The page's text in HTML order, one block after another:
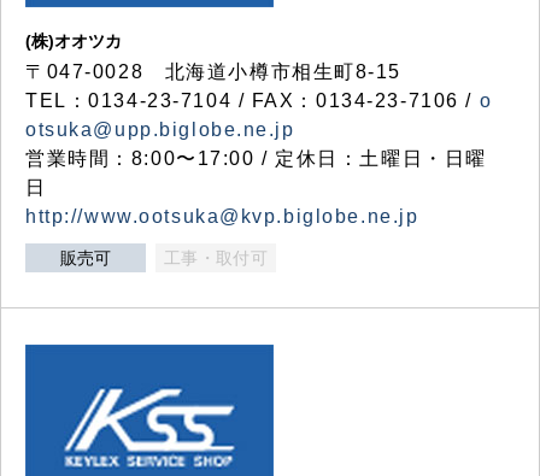
(株)オオツカ
〒047-0028 北海道小樽市相生町8-15
TEL：0134-23-7104 / FAX：0134-23-7106 / o
otsuka@upp.biglobe.ne.jp
営業時間：8:00〜17:00 / 定休日：土曜日・日曜
日
http://www.ootsuka@kvp.biglobe.ne.jp
販売可 工事・取付可